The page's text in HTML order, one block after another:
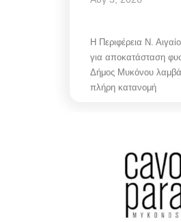
Η Περιφέρεια Ν.
για αποκατάσταση
Δήμος Μυκόνου
πλήρη κατανομή